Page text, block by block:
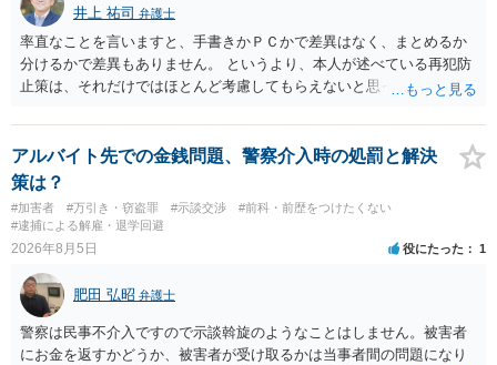
井上 祐司 弁護士
率直なことを言いますと、手書きかＰＣかで差異はなく、まとめるか
分けるかで差異もありません。 というより、本人が述べている再犯防
止策は、それだけではほとんど考慮してもらえないと思った方が良い
やカウンセリング・治療の内容 ・利用している再犯防止策（例えば保
護観察所と連携した職業支援の内容や具体的な就労・監督状況） ・監
督者の証言 など、証拠で担保された客観性と実現可能性があるもので
なければあまり意味がありません。 もともと執行猶予が狙える事案で
あれば本人の反省の言葉だけで十分であり、実刑となるか微妙な事案
では、本人が再発防止策をいくら述べてもほとんど効果は望めないと
アルバイト先での金銭問題、警察介入時の処罰と解決
策は？
#加害者 #万引き・窃盗罪 #示談交渉
#前科・前歴をつけたくない
#逮捕による解雇・退学回避
2026年8月5日 役にたった 1
肥田 弘昭 弁護士
警察は民事不介入ですので示談斡旋のようなことはしません。被害者
にお金を返すかどうか、被害者が受け取るかは当事者間の問題になり